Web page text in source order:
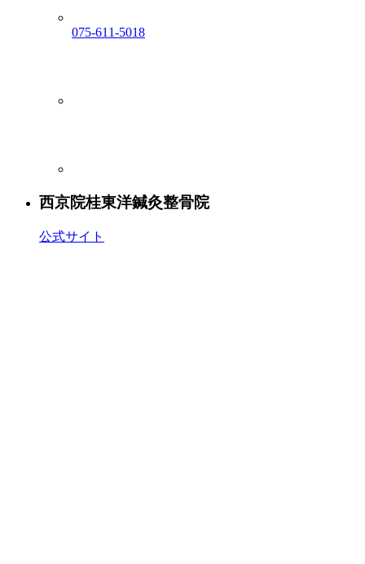
075-611-5018
西京院桂東洋鍼灸整骨院
公式サイト